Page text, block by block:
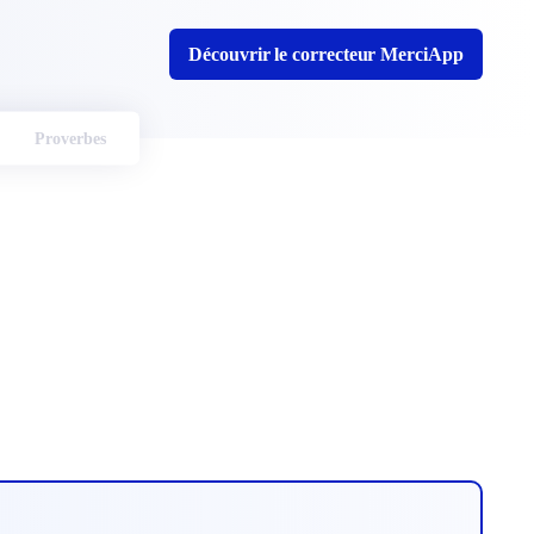
Découvrir le correcteur MerciApp
Proverbes